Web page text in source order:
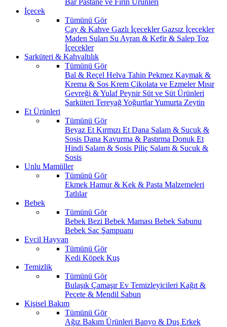
İçecek
Tümünü Gör
Çay & Kahve Gazlı İçeceklerGazsız İçecekler
Maden Suları Su Ayran & Kefir & Salep Toz
İçecekler
Şarküteri & Kahvaltılık
Tümünü Gör
Bal & Reçel Helva Tahin Pekmez Kaymak &
Krema & Sos Krem Çikolata ve EzmelerMısır
Gevreği & YulafPeynir Süt ve Süt Ürünleri
Şarküteri TereyağYoğurtlarYumurta Zeytin
Et Ürünleri
Tümünü Gör
Beyaz Et Kırmızı Et Dana Salam & Sucuk &
Sosis Dana Kavurma & Pastırma Donuk Et
Hindi Salam & Sosis Piliç Salam & Sucuk &
Sosis
Unlu Mamüller
Tümünü Gör
Ekmek Hamur & Kek & Pasta Malzemeleri
Tatlılar
Bebek
Tümünü Gör
Bebek Bezi Bebek Maması Bebek Sabunu
Bebek Saç Şampuanı
Evcil Hayvan
Tümünü Gör
Kedi Köpek Kuş
Temizlik
Tümünü Gör
Bulaşık ÇamaşırEv Temizleyicileri Kağıt &
Peçete & Mendil Sabun
Kişisel Bakım
Tümünü Gör
Ağız Bakım Ürünleri Banyo & Duş Erkek